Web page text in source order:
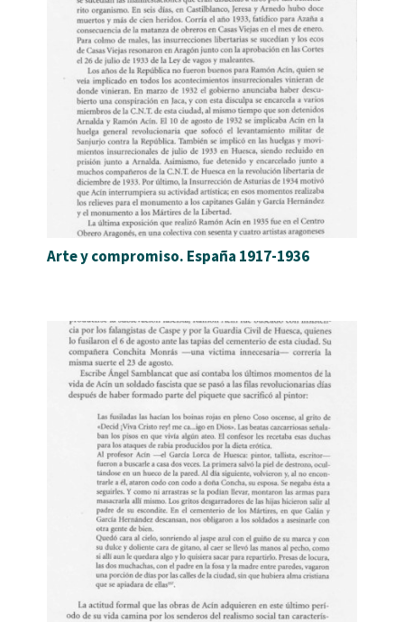
Arte y compromiso. España 1917-1936